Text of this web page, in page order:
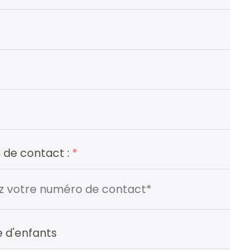
de contact : *
d'enfants